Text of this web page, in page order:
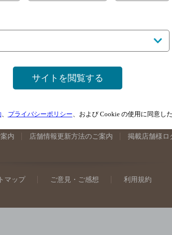
山口県のバー検索
内 店舗情報更新方法のご案内 掲載店舗様ロ
マップ ご意見・ご感想 利用規約
サイトを閲覧する
、 プライバシーポリシー、および Cookie の使用に同意し